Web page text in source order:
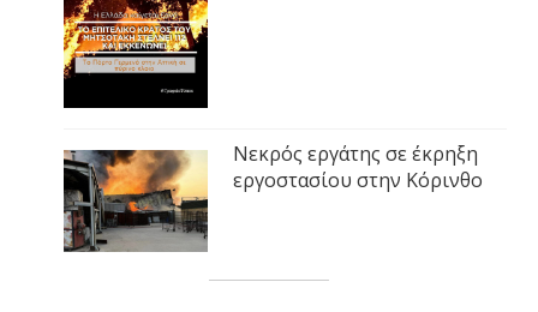
Νεκρός εργάτης σε έκρηξη
εργοστασίου στην Κόρινθο